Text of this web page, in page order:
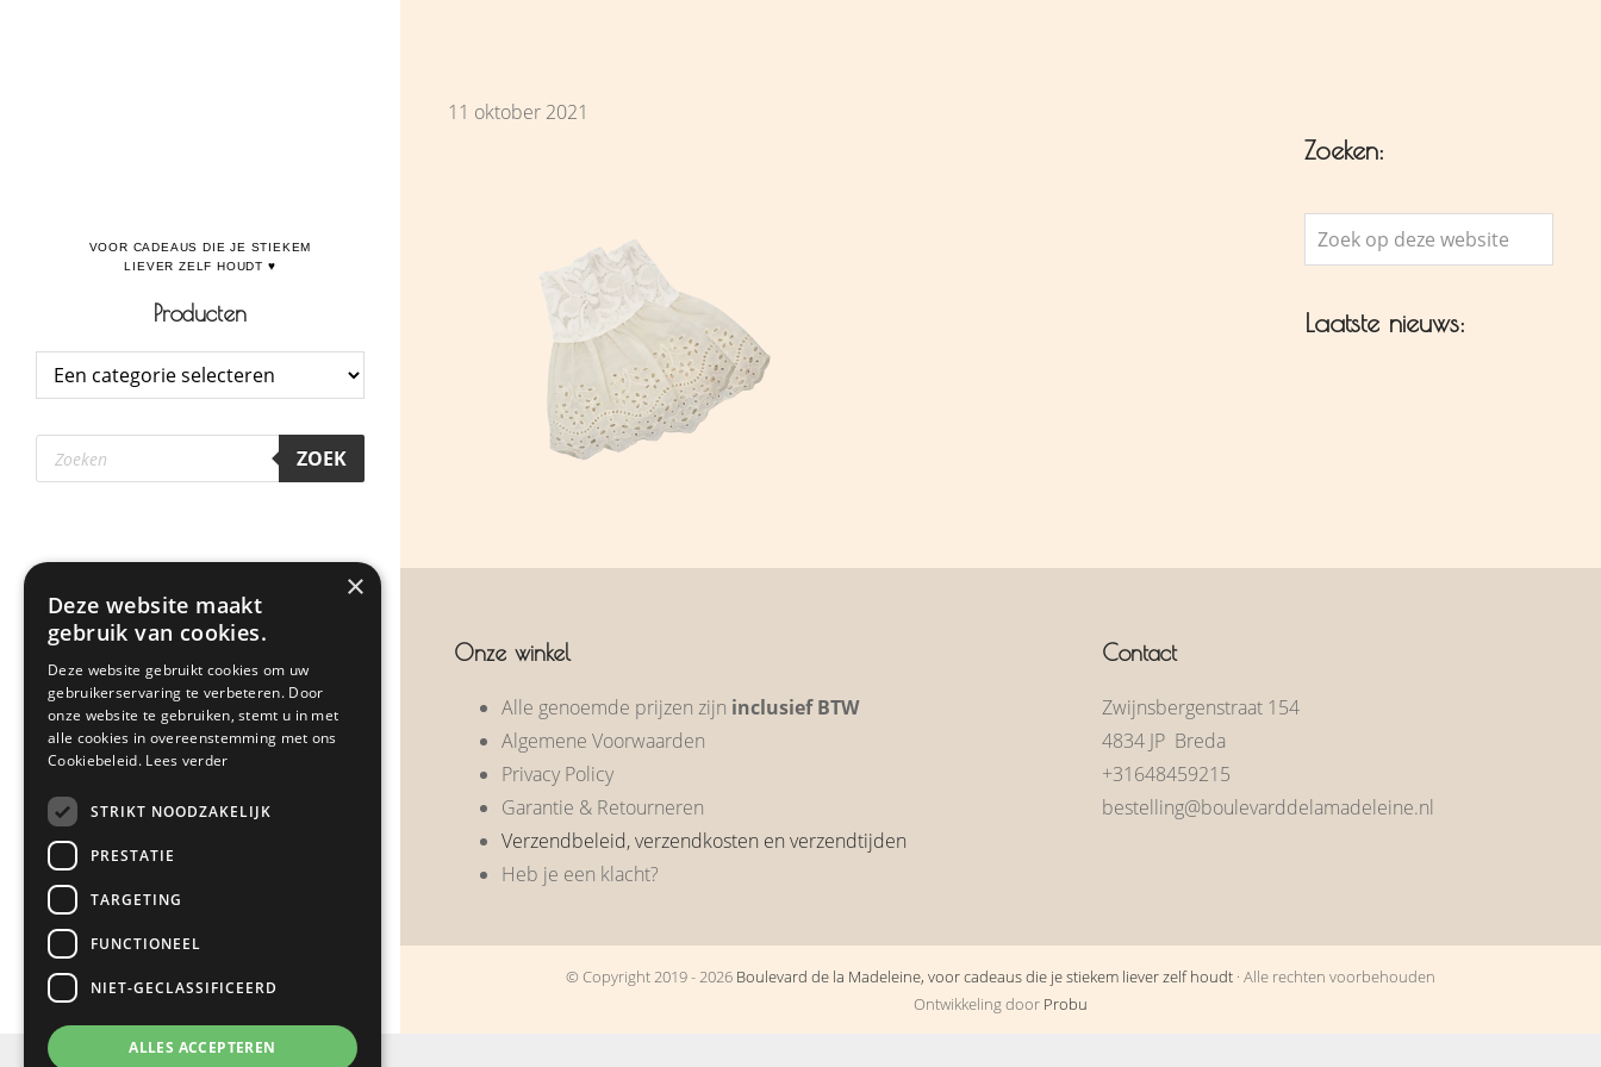
Producten
Producten
zoeken ZOEK
Zakelijke geschenken
Klantreacties
Nieuws
Contact
Webshop
11 oktober 2021
Zoeken:
Zoek
op
website
Laatste nieuws:
Onze winkel
Alle genoemde prijzen zijn inclusief BTW
Algemene Voorwaarden
Privacy Policy
Garantie & Retourneren
Verzendbeleid, verzendkosten en verzendtijden
Heb je een klacht?
Contact
Zwijnsbergenstraat 154
4834 JP Breda
+31648459215
bestelling@boulevarddelamadeleine.nl
© Copyright 2019 - 2026 Boulevard de la Madeleine, voor cadeaus die je stiekem liever zelf houdt · Alle rechten voorbehouden
Ontwikkeling door Probu
×
Deze website maakt
gebruik van cookies.
Deze website gebruikt cookies om uw
gebruikerservaring te verbeteren. Door
onze website te gebruiken, stemt u in met
alle cookies in overeenstemming met ons
Cookiebeleid. Lees verder
STRIKT NOODZAKELIJK
PRESTATIE
TARGETING
FUNCTIONEEL
NIET-GECLASSIFICEERD
ALLES ACCEPTEREN